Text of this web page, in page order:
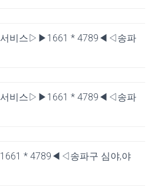
서비스▷▶1661 * 4789◀◁송파
서비스▷▶1661 * 4789◀◁송파
* 4789◀◁송파구 심야,야